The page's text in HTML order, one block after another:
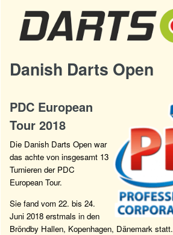
Danish Darts Open
PDC European
Tour 2018
Die Danish Darts Open war
das achte von insgesamt 13
Turnieren der PDC
European Tour.
Sie fand vom 22. bis 24.
Juni 2018 erstmals in den
Bröndby Hallen, Kopenhagen, Dänemark statt.